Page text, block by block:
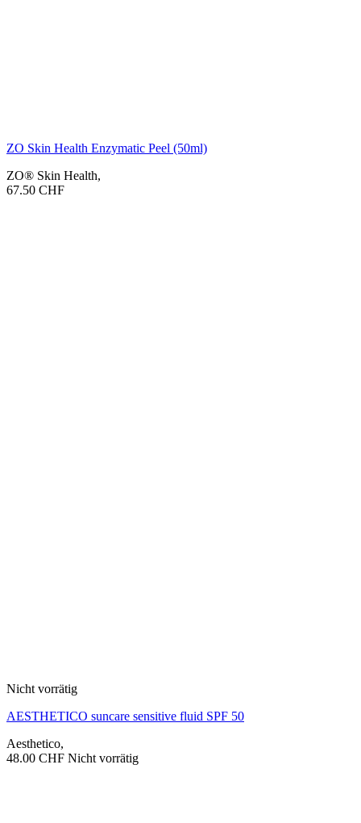
ZO Skin Health Enzymatic Peel (50ml)
ZO® Skin Health,
67.50 CHF
Nicht vorrätig
AESTHETICO suncare sensitive fluid SPF 50
Aesthetico,
48.00 CHF Nicht vorrätig